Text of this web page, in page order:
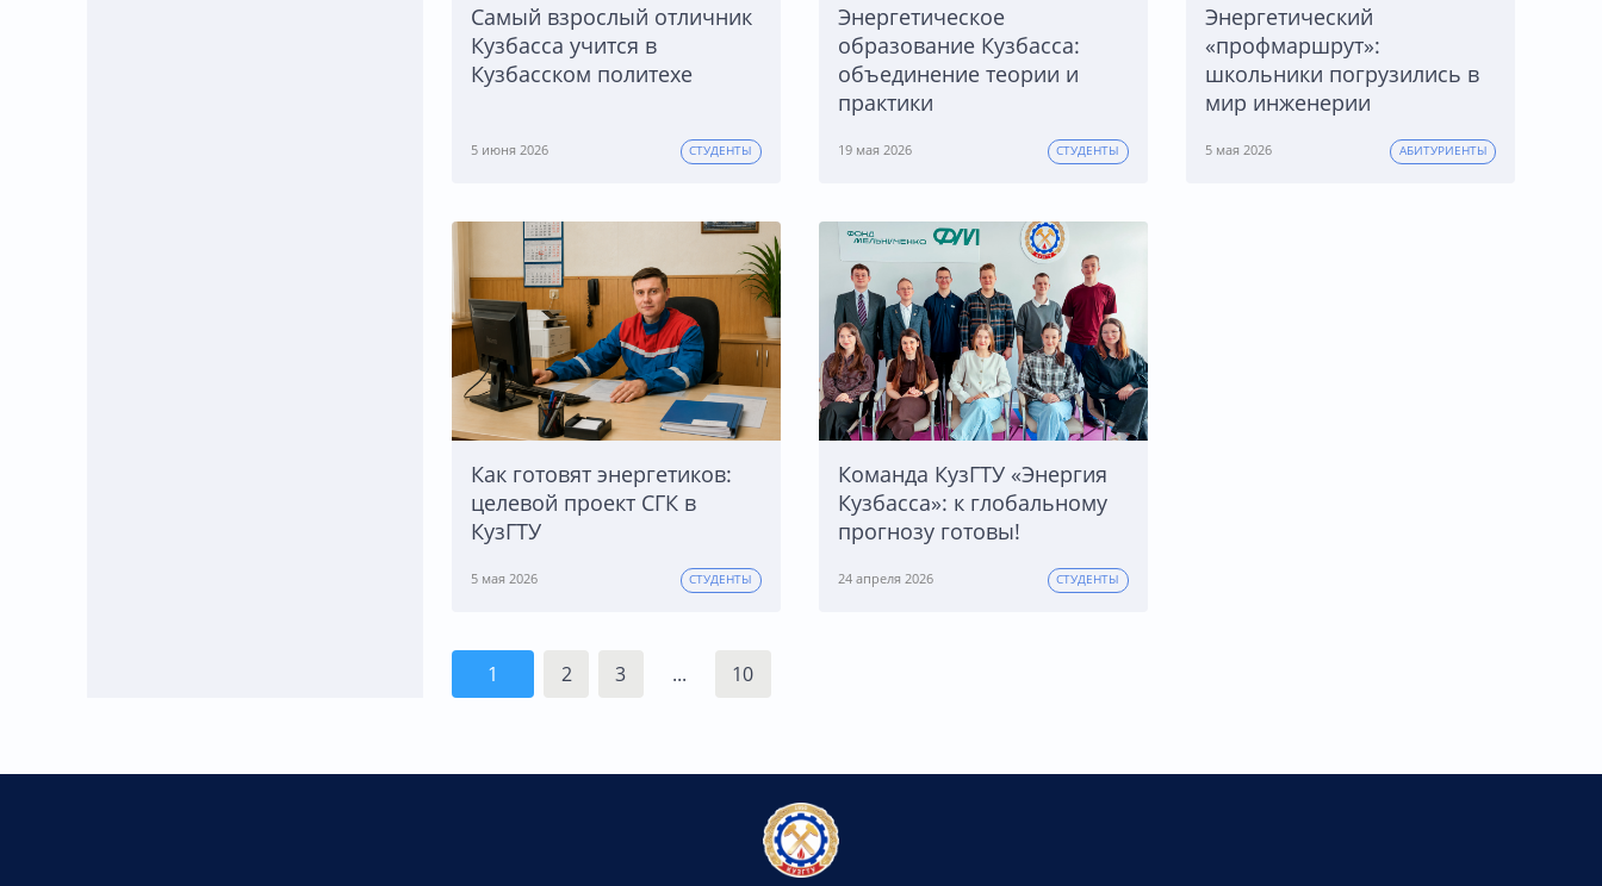
Самый взрослый отличник
Кузбасса учится в
Кузбасском политехе
5 июня 2026 СТУДЕНТЫ
Энергетическое
образование Кузбасса:
объединение теории и
практики
19 мая 2026 СТУДЕНТЫ
Энергетический
«профмаршрут»:
школьники погрузились в
мир инженерии
5 мая 2026 АБИТУРИЕНТЫ
Как готовят энергетиков:
целевой проект СГК в
КузГТУ
5 мая 2026 СТУДЕНТЫ
Команда КузГТУ «Энергия
Кузбасса»: к глобальному
прогнозу готовы!
24 апреля 2026 СТУДЕНТЫ
1 2 3 ... 10